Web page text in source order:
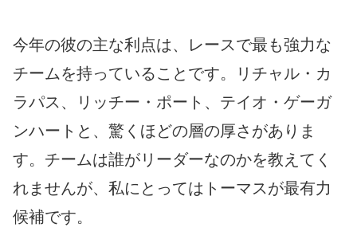
今年の彼の主な利点は、レースで最も強力な
チームを持っていることです。リチャル・カ
ラパス、リッチー・ポート、テイオ・ゲーガ
ンハートと、驚くほどの層の厚さがありま
す。チームは誰がリーダーなのかを教えてく
れませんが、私にとってはトーマスが最有力
候補です。